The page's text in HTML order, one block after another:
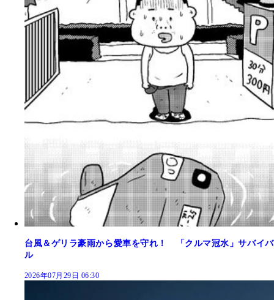
台風＆ゲリラ豪雨から愛車を守れ！ 「クルマ冠水」サバイバ
ル
2026年07月29日 06:30